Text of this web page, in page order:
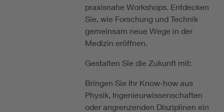
praxisnahe Workshops. Entdecken
Sie, wie Forschung und Technik
gemeinsam neue Wege in der
Medizin eröffnen.
Gestalten Sie die Zukunft mit:
Bringen Sie Ihr Know-how aus
Physik, Ingenieurwissenschaften
oder angrenzenden Disziplinen ein